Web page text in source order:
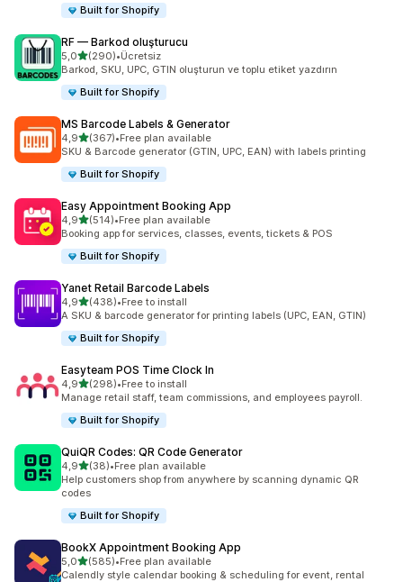
Built for Shopify
RF — Barkod oluşturucu
5,05 yıldız üzerinden
(290)
toplam 290 değerlendirme
•Ücretsiz
Barkod, SKU, UPC, GTIN oluşturun ve toplu etiket yazdırın
Built for Shopify
MS Barcode Labels & Generator
4,95 yıldız üzerinden
(367)
toplam 367 değerlendirme
•Free plan available
SKU & Barcode generator (GTIN, UPC, EAN) with labels printing
Built for Shopify
Easy Appointment Booking App
4,95 yıldız üzerinden
(514)
toplam 514 değerlendirme
•Free plan available
Booking app for services, classes, events, tickets & POS
Built for Shopify
Yanet Retail Barcode Labels
4,95 yıldız üzerinden
(438)
toplam 438 değerlendirme
•Free to install
A SKU & barcode generator for printing labels (UPC, EAN, GTIN)
Built for Shopify
Easyteam POS Time Clock In
4,95 yıldız üzerinden
(298)
toplam 298 değerlendirme
•Free to install
Manage retail staff, team commissions, and employees payroll.
Built for Shopify
QuiQR Codes: QR Code Generator
4,95 yıldız üzerinden
(38)
toplam 38 değerlendirme
•Free plan available
Help customers shop from anywhere by scanning dynamic QR
codes
Built for Shopify
BookX Appointment Booking App
5,05 yıldız üzerinden
(585)
toplam 585 değerlendirme
•Free plan available
Calendly style calendar booking & scheduling for event, rental